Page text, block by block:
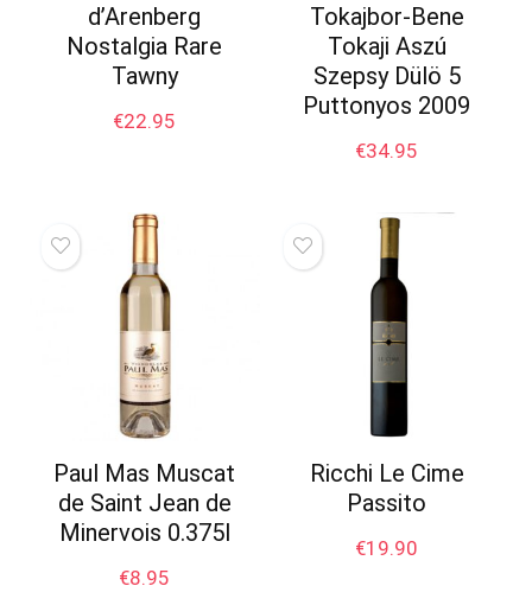
d’Arenberg
Nostalgia Rare
Tawny
€22.95
Tokajbor-Bene
Tokaji Aszú
Szepsy Dülö 5
Puttonyos 2009
€34.95
Paul Mas Muscat
de Saint Jean de
Minervois 0.375l
€8.95
Ricchi Le Cime
Passito
€19.90